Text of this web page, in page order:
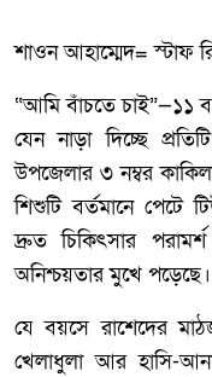
শাওন আহাম্মেদ= স্টাফ
“আমি বাঁচতে চাই”—১১
যেন নাড়া দিচ্ছে
উপজেলার ৩ নম্বর
শিশুটি বর্তমানে পেটে
দ্রুত চিকিৎসার
অনিশ্চয়তার মুখে পড়েছে।
যে বয়সে রাশেদের
খেলাধুলা আর হাসি-